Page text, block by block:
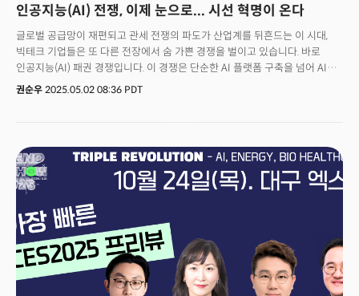
인공지능(AI) 전쟁, 이제 눈으로... 시선 혁명이 온다
글로벌 공급망이 재편되고 관세 전쟁의 파도가 산업계를 뒤흔드는 이 시대,
빅테크 기업들은 또 다른 전장에서 숨 가쁜 경쟁을 벌이고 있습니다. 바로
인공지능(AI) 패권 경쟁입니다. 이 경쟁은 단순한 AI 플랫폼 구축을 넘어 AI
에이전트, 휴머노이드 로봇, 차세대 디바이스로 그 영토를 빠르게 확장하고
벗어나 '감각의 융합'으로 나아가고 있기 때문입니다. 스마트폰처럼 손을
사용하지 않아도, 이어폰처럼 귀에 무언가를 장착하지 않아도 됩니다. 우리가
보는 세상 위에 AI가 해석한 정보층이 자연스럽게 겹쳐지고, 우리의 목소리와
시선이 맞닿는 곳에서 AI와의 대화가 이루어지는 세상을 상상해보세요.시각과
청각을 아우르는 멀티모달 인식 기술의 진화는 인간의 감각을 확장하는
방향으로 진행되고 있으며, 스마트 글래스는 이 혁신의 물결을 담아내는 가장
이상적인 그릇이 되고 있습니다. 빅테크 기업들이 앞다투어 이 시장에
뛰어드는 이유가 여기에 있습니다.
권순우 2025.05.02 08:36 PDT